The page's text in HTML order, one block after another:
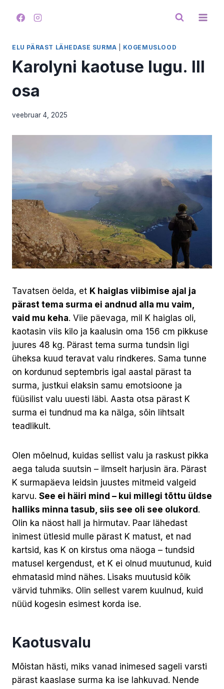
ELU PÄRAST LÄHEDASE SURMA KOGEMUSLOOD
Karolyni kaotuse lugu. III
osa
veebruar 4, 2025
Tavatsen öelda, et K haiglas viibimise ajal ja
pärast tema surma ei andnud alla mu vaim,
vaid mu keha. Viie päevaga, mil K haiglas oli,
kaotasin viis kilo ja kaalusin oma 156 cm pikkuse
juures 48 kg. Pärast tema surma tundsin ligi
üheksa kuud teravat valu rindkeres. Sama tunne
on kordunud septembris igal aastal pärast ta
surma, justkui elaksin samu emotsioone ja
füüsilist valu uuesti läbi. Aasta otsa pärast K
surma ei tundnud ma ka nälga, sõin lihtsalt
teadlikult.
Olen mõelnud, kuidas sellist valu ja raskust pikka
aega taluda suutsin – ilmselt harjusin ära. Pärast
K surmapäeva leidsin juustes mitmeid valgeid
karvu. See ei häiri mind – kui millegi tõttu üldse
halliks minna tasub, siis see oli see olukord.
Olin ka näost hall ja hirmutav. Paar lähedast
inimest ütlesid mulle pärast K matust, et nad
kartsid, kas K on kirstus oma näoga – tundsid
matusel kergendust, et K ei olnud muutunud, kuid
ehmatasid mind nähes. Lisaks muutusid kõik
värvid tuhmiks. Olin sellest varem kuulnud, kuid
nüüd kogesin esimest korda ise.
Kaotusvalu
Mõistan hästi, miks vanad inimesed sageli varsti
pärast kaaslase surma ka ise lahkuvad. Nende